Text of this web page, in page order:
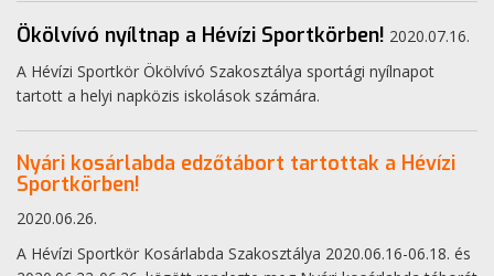
Ökölvívó nyíltnap a Hévízi Sportkörben! 2020.07.16.
A Hévízi Sportkör Ökölvívó Szakosztálya sportági nyílnapot
tartott a helyi napközis iskolások számára.
Nyári kosárlabda edzőtábort tartottak a Hévízi
Sportkörben!
2020.06.26.
A Hévízi Sportkör Kosárlabda Szakosztálya 2020.06.16-06.18. és